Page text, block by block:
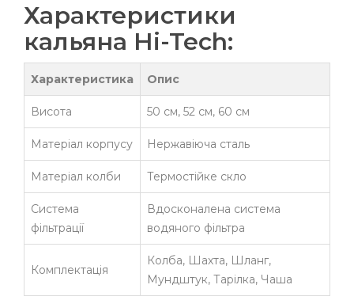
Характеристики
кальяна Hi-Tech:
Характеристика Опис
Висота 50 см, 52 см, 60 см
Матеріал корпусу Нержавіюча сталь
Матеріал колби Термостійке скло
Система
фільтрації
Вдосконалена система
водяного фільтра
Комплектація
Колба, Шахта, Шланг,
Мундштук, Тарілка, Чаша